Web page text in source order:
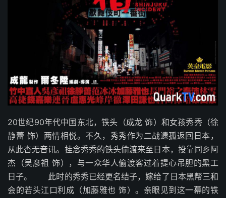
20世纪90年代中国东北，铁头（成龙 饰）和女孩秀秀（徐
静蕾 饰）两情相悦。不久，秀秀作为二战遗孤返回日本，
从此杳无音讯。挂念秀秀的铁头偷渡来至日本，投靠同乡阿
杰（吴彦祖 饰），与一众华人偷渡客过着提心吊胆的黑工
日子。 此时的秀秀已经更名结子，嫁给了日本黑帮三和
会的若头江口利成（加藤雅也 饰）。亲眼见到这一幕的铁